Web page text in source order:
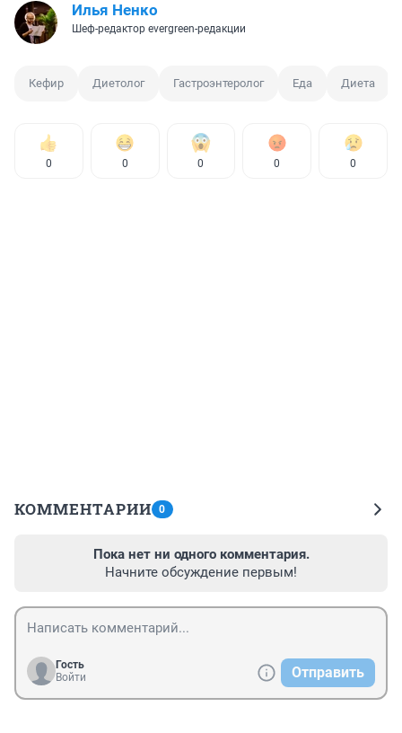
Илья Ненко
Шеф-редактор evergreen-редакции
Кефир Диетолог Гастроэнтеролог Еда Диета
0 0 0 0 0
КОММЕНТАРИИ 0
Пока нет ни одного комментария.
Начните обсуждение первым!
Гость
Войти
Отправить